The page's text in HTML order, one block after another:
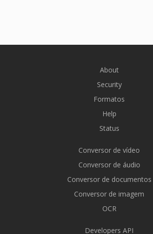
About
Security
Formatos
Help
Status
Conversor de vídeo
Conversor de áudio
Conversor de documentos
Conversor de imagem
OCR
Developers API